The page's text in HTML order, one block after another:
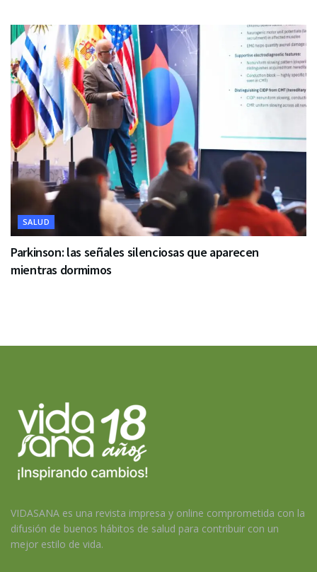
SALUD
Parkinson: las señales silenciosas que aparecen
mientras dormimos
VIDASANA es una revista impresa y online comprometida con la
difusión de buenos hábitos de salud para contribuir con un
mejor estilo de vida.